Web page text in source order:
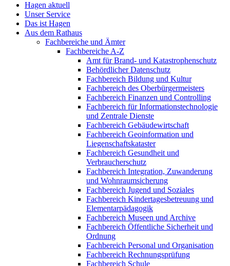
Hagen aktuell
Unser Service
Das ist Hagen
Aus dem Rathaus
Fachbereiche und Ämter
Fachbereiche A-Z
Amt für Brand- und Katastrophenschutz
Behördlicher Datenschutz
Fachbereich Bildung und Kultur
Fachbereich des Oberbürgermeisters
Fachbereich Finanzen und Controlling
Fachbereich für Informationstechnologie
und Zentrale Dienste
Fachbereich Gebäudewirtschaft
Fachbereich Geoinformation und
Liegenschaftskataster
Fachbereich Gesundheit und
Verbraucherschutz
Fachbereich Integration, Zuwanderung
und Wohnraumsicherung
Fachbereich Jugend und Soziales
Fachbereich Kindertagesbetreuung und
Elementarpädagogik
Fachbereich Museen und Archive
Fachbereich Öffentliche Sicherheit und
Ordnung
Fachbereich Personal und Organisation
Fachbereich Rechnungsprüfung
Fachbereich Schule